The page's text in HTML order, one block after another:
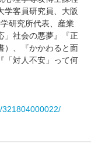
学客員研究員、大阪
研究所代表、産業
」社会の悪夢』『正
）、『かかわると面
「対人不安」って何
321804000022/